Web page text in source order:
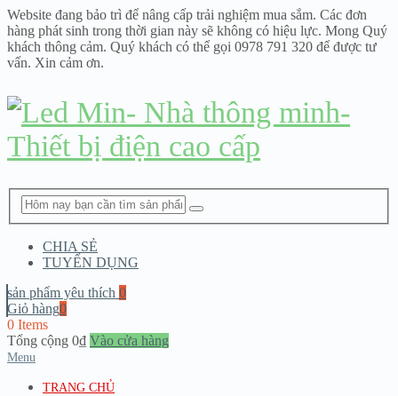
Website đang bảo trì để nâng cấp trải nghiệm mua sắm. Các đơn
hàng phát sinh trong thời gian này sẽ không có hiệu lực. Mong Quý
khách thông cảm. Quý khách có thể gọi 0978 791 320 để được tư
vấn. Xin cảm ơn.
CHIA SẺ
TUYỂN DỤNG
sản phẩm yêu thích 0
Giỏ hàng0
0 Items
Tổng cộng 0₫ Vào cửa hàng
Menu
TRANG CHỦ